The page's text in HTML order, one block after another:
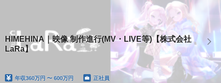
HIMEHINA｜映像 制作進行(MV・LIVE等)【株式会社
LaRa】
年収360万円 〜 600万円 正社員